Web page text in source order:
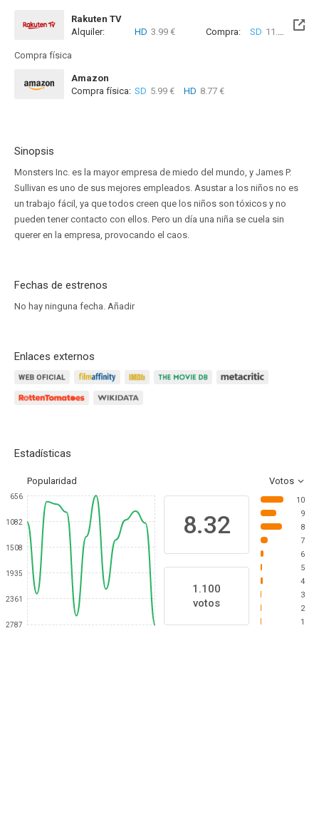
Rakuten TV
Alquiler:
HD 3.99 € Compra: SD 11.99 € HD
Compra física
Amazon
Compra física: SD 5.99 € HD 8.77 €
Sinopsis
Monsters Inc. es la mayor empresa de miedo del mundo, y James P.
Sullivan es uno de sus mejores empleados. Asustar a los niños no es
un trabajo fácil, ya que todos creen que los niños son tóxicos y no
pueden tener contacto con ellos. Pero un día una niña se cuela sin
querer en la empresa, provocando el caos.
Fechas de estrenos
No hay ninguna fecha. Añadir
Enlaces externos
Estadísticas
Popularidad Votos
656
1082
1508
1935
2361
2787
8.32
1.100
votos
10
9
8
7
6
5
4
3
2
1